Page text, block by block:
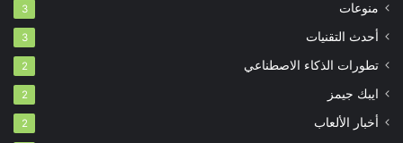
منوعات 3
أحدث التقنيات 3
تطورات الذكاء الاصطناعي 2
ايبك جيمز 2
أخبار الألعاب 2